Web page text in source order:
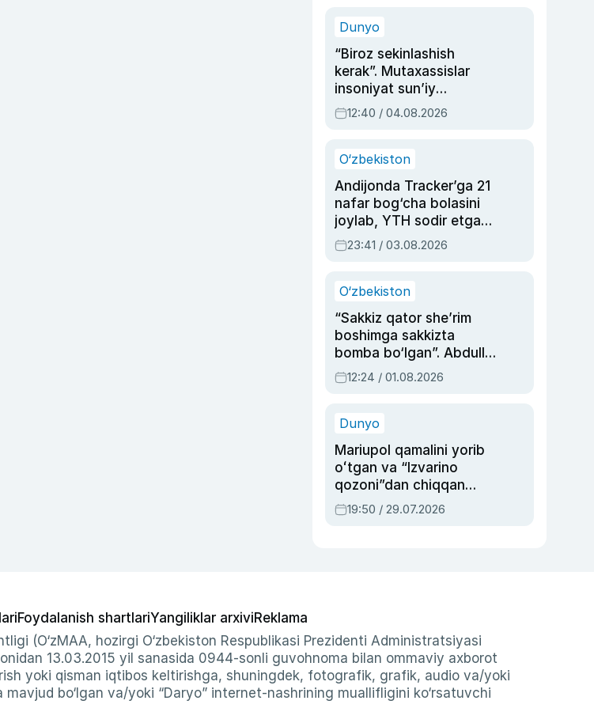
Dunyo
“Biroz sekinlashish
kerak”. Mutaxassislar
insoniyat sun’iy
intellektni boshqara
olmay qolishidan xavotir
12:40 / 04.08.2026
O‘zbekiston
Andijonda Tracker’ga 21
nafar bog‘cha bolasini
joylab, YTH sodir etgan
ayolga sud hukmi o‘qildi
23:41 / 03.08.2026
O‘zbekiston
“Sakkiz qator she’rim
boshimga sakkizta
bomba bo‘lgan”. Abdulla
Oripovni siyosiy
ayblovlardan asrab
12:24 / 01.08.2026
Dunyo
Mariupol qamalini yorib
oʻtgan va “Izvarino
qozoni”dan chiqqan
qahramon — Ukraina
armiyasi bosh
19:50 / 29.07.2026
Foydalanish shartlariYangiliklar arxiviReklama
(O‘zMAA, hozirgi O‘zbekiston Respublikasi Prezidenti Administratsiyasi
13.03.2015 yil sanasida 0944-sonli guvohnoma bilan ommaviy axborot
yoki qisman iqtibos keltirishga, shuningdek, fotografik, grafik, audio va/yoki
bo‘lgan va/yoki “Daryo” internet-nashrining muallifligini ko‘rsatuvchi